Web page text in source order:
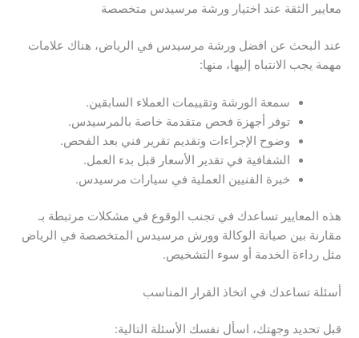
معايير الثقة عند اختيار ورشة مرسيدس متخصصة
عند البحث عن افضل ورشة مرسيدس في الرياض، هناك علامات
مهمة يجب الانتباه إليها، منها:
سمعة الورشة وتقييمات العملاء السابقين.
توفر أجهزة فحص متقدمة خاصة بالمرسيدس.
وضوح الإجراءات وتقديم تقرير فني بعد الفحص.
الشفافية في تقدير الأسعار قبل بدء العمل.
خبرة الفنيين العملية في سيارات مرسيدس.
هذه المعايير تساعدك في تجنب الوقوع في مشكلات مرتبطة بـ
مقارنة بين صيانة الوكالة وورش مرسيدس المتخصصة في الرياض
مثل رداءة الخدمة أو سوء التشخيص.
أسئلة تساعدك في اتخاذ القرار المناسب
قبل تحديد وجهتك، اسأل نفسك الأسئلة التالية: